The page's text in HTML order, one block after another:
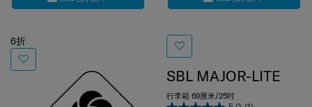
SBL MAJOR-LITE
行李箱 69厘米/25吋
5.0